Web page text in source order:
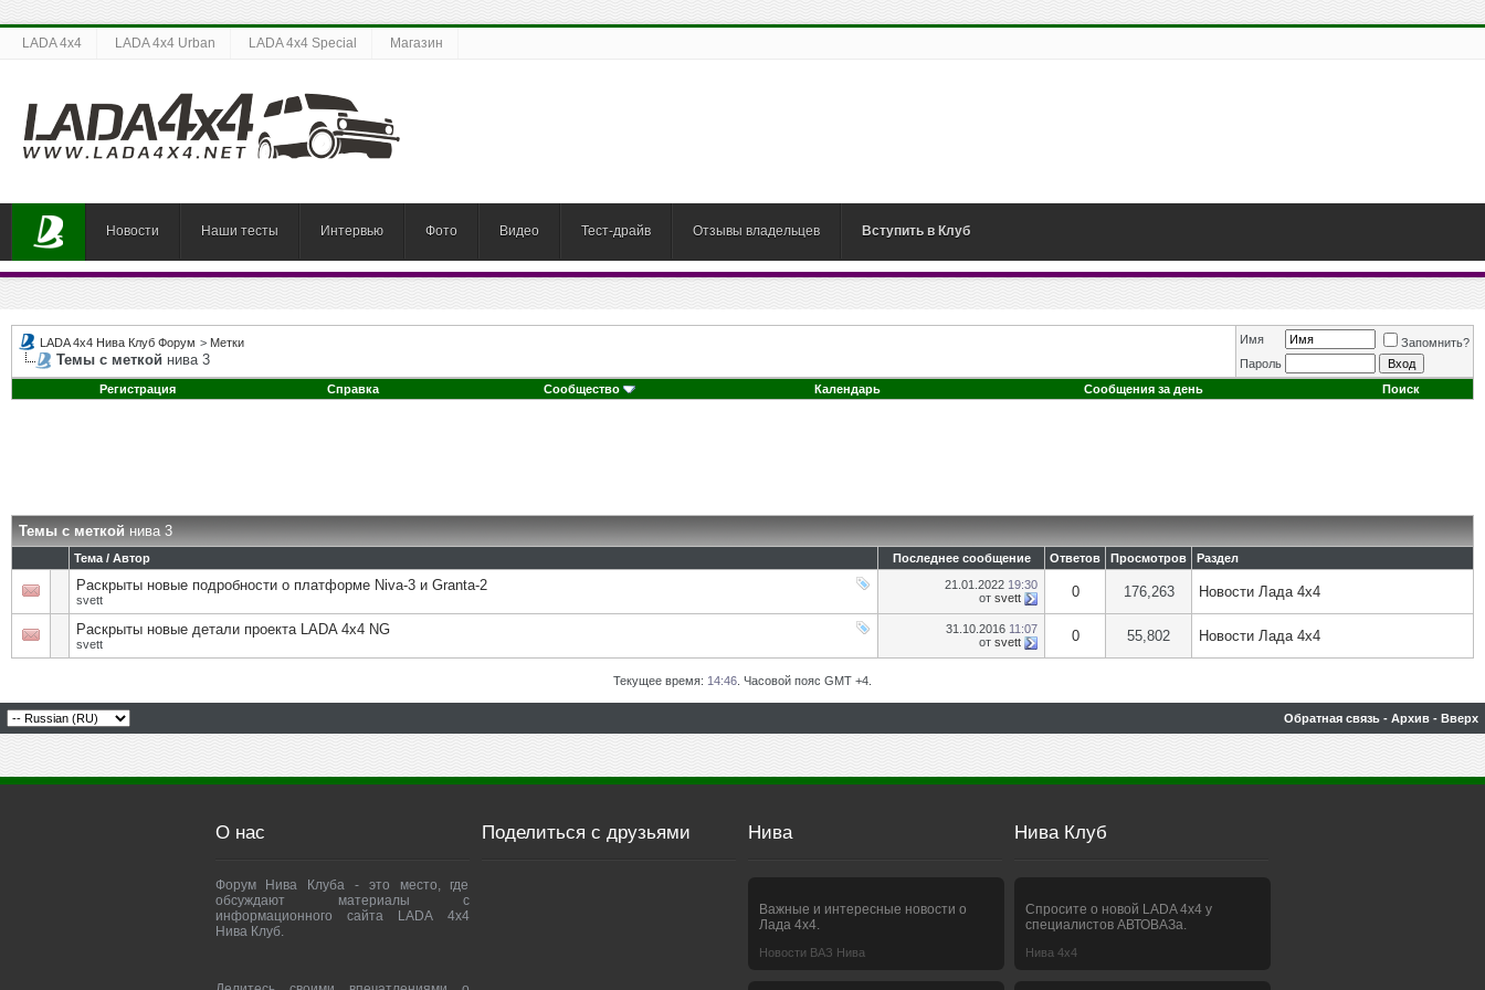
LADA 4x4 LADA 4x4 Urban LADA 4x4 Special Магазин
Новости Наши тесты Интервью Фото Видео Тест-драйв Отзывы владельцев Вступить в Клуб
LADA 4x4 Нива Клуб Форум > Метки
Темы с меткой нива 3
Имя
Запомнить?
Пароль
Регистрация
Справка Сообщество Календарь Сообщения за день Поиск
Темы с меткойнива 3
Тема / Автор Последнее сообщение Ответов Просмотров Раздел
Раскрыты новые подробности о платформе Niva-3 и Granta-2
svett
21.01.2022 19:30
от svett 0 176,263 Новости Лада 4х4
Раскрыты новые детали проекта LADA 4x4 NG
svett
31.10.2016 11:07
от svett 0 55,802 Новости Лада 4х4
Текущее время: 14:46 . Часовой пояс GMT +4.
Обратная связь - Архив - Вверх
О нас
Форум Нива Клуба - это место, где
обсуждают материалы с
информационного сайта LADA 4x4
Нива Клуб.
Поделиться с друзьями Нива
Важные и интересные новости о
Лада 4х4.
Новости ВАЗ Нива
Нива Клуб
Спросите о новой LADA 4x4 у
специалистов АВТОВАЗа.
Нива 4х4